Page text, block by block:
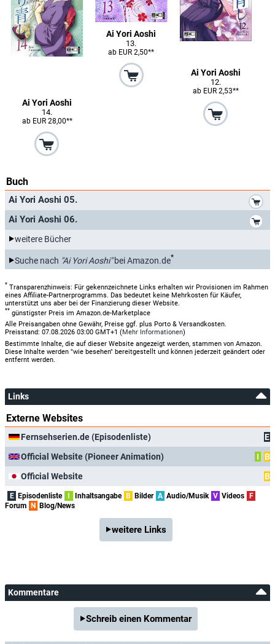
Ai Yori Aoshi
14.
ab EUR 28,00**
Ai Yori Aoshi
13.
ab EUR 2,50**
Ai Yori Aoshi
12.
ab EUR 2,53**
Buch
Ai Yori Aoshi 05.
Ai Yori Aoshi 06.
weitere Bücher
Suche nach "Ai Yori Aoshi"bei Amazon.de*
* Transparenzhinweis: Für gekennzeichnete Links erhalten wir Provisionen im Rahmen
eines Affiliate-Partnerprogramms. Das bedeutet keine Mehrkosten für Käufer,
unterstützt uns aber bei der Finanzierung dieser Website.
** günstigster Preis im Amazon.de-Marketplace
Alle Preisangaben ohne Gewähr, Preise ggf. plus Porto & Versandkosten.
Preisstand: 07.08.2026 03:00 GMT+1 (Mehr Informationen)
Bestimmte Inhalte, die auf dieser Website angezeigt werden, stammen von Amazon.
Diese Inhalte werden "wie besehen" bereitgestellt und können jederzeit geändert oder
entfernt werden.
Links
Externe Websites
Fernsehserien.de (Episodenliste)
E
Official Website (Pioneer Animation)
I
B
Official Website
B
E Episodenliste Inhaltsangabe B Bilder A Audio/Musik V Videos
F
Forum
N Blog/News
weitere Links
Kommentare
Schreib einen Kommentar